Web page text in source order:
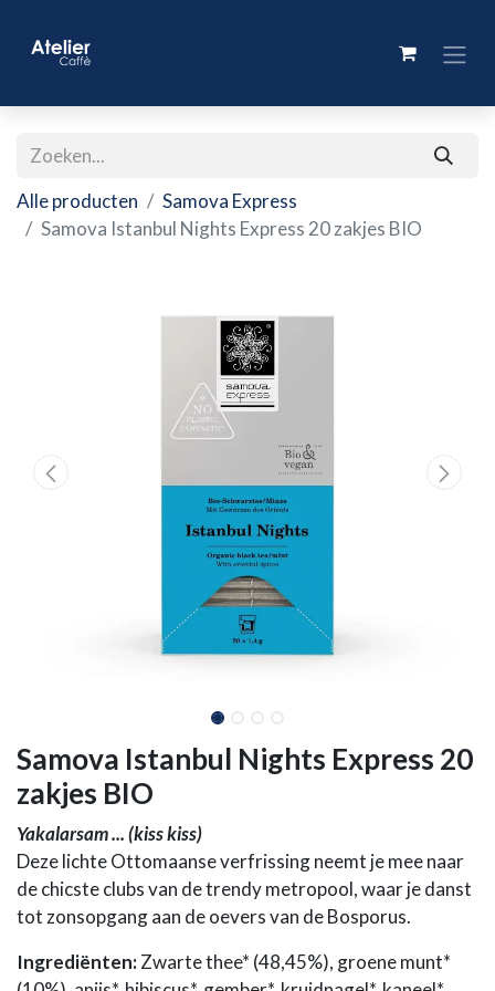
Alle producten
Samova Express
Samova Istanbul Nights Express 20 zakjes BIO
Samova Istanbul Nights Express 20
zakjes BIO
Yakalarsam ... (kiss kiss)
Deze lichte Ottomaanse verfrissing neemt je mee naar
de chicste clubs van de trendy metropool, waar je danst
tot zonsopgang aan de oevers van de Bosporus.
Ingrediënten:Zwarte thee* (48,45%), groene munt*